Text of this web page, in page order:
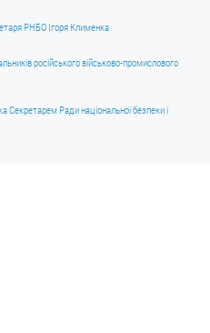
РНБО Ігоря Клименка
російського військово-промислового
Секретарем Ради національної безпеки і